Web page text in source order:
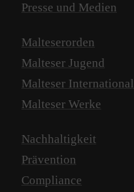
Presse und Medien
Malteserorden
Malteser Jugend
Malteser International
Malteser Werke
Nachhaltigkeit
Prävention
Compliance